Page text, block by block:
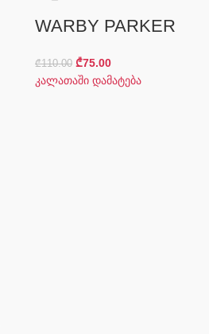
WARBY PARKER
₾110.00 ₾75.00
კალათაში დამატება